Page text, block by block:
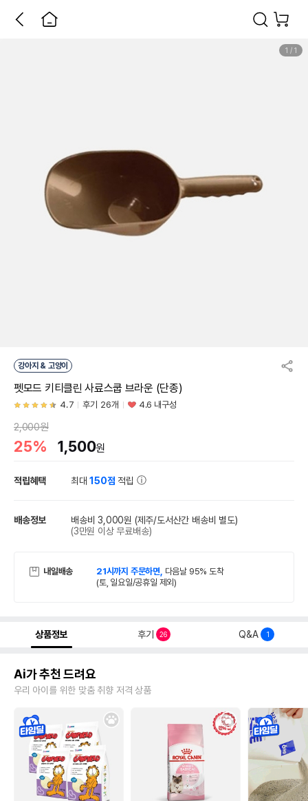
1 / 1
강아지 & 고양이
펫모드 키티클린 사료스쿱 브라운 (단종)
4.7 후기 26개 4.6 내구성
2,000원
25% 1,500원
적립혜택 최대150점 적립
배송정보 배송비 3,000원 (제주/도서산간 배송비 별도)
(3만원 이상 무료배송)
내일배송 21시까지 주문하면, 다음날 95% 도착
(토, 일요일/공휴일 제외)
상품정보 후기 26 Q&A 1
Ai가 추천 드려요
우리 아이를 위한 맞춤 취향 저격 상품